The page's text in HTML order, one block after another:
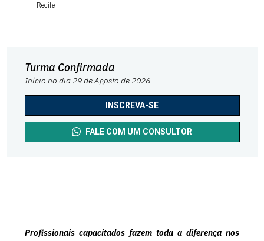
Recife
Turma Confirmada
Início no dia 29 de Agosto de 2026
INSCREVA-SE
FALE COM UM CONSULTOR
Profissionais capacitados fazem toda a diferença nos